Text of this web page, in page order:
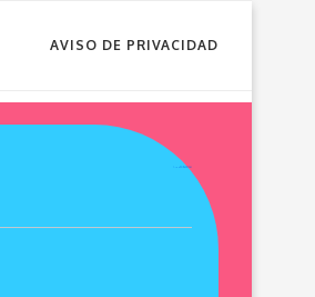
AVISO DE PRIVACIDAD